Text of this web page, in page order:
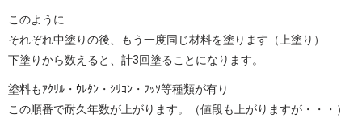
このように
それぞれ中塗りの後、もう一度同じ材料を塗ります（上塗り）
下塗りから数えると、計3回塗ることになります。
塗料もｱｸﾘﾙ・ｳﾚﾀﾝ・ｼﾘｺﾝ・ﾌｯｿ等種類が有り
この順番で耐久年数が上がります。（値段も上がりますが・・・）